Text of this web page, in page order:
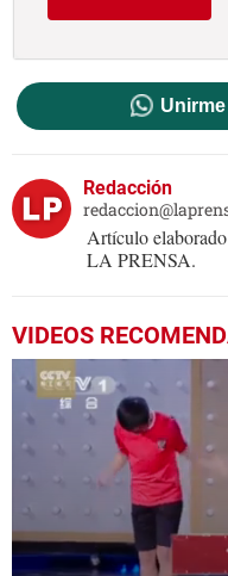
Redacción
Artículo
LA PRENSA.
VIDEOS